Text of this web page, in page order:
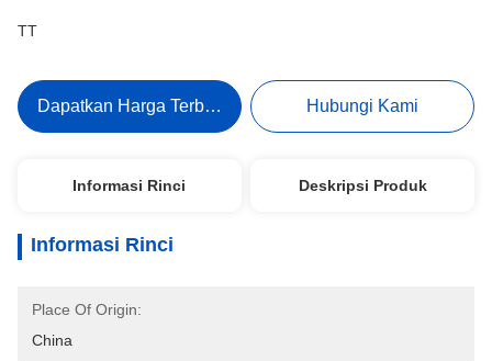
TT
Dapatkan Harga Terbaik Hubungi Kami
Informasi Rinci Deskripsi Produk
Informasi Rinci
Place Of Origin:
China